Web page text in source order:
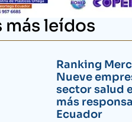
más leídos
Ranking
Nueve
sector salud
más
Ecuador